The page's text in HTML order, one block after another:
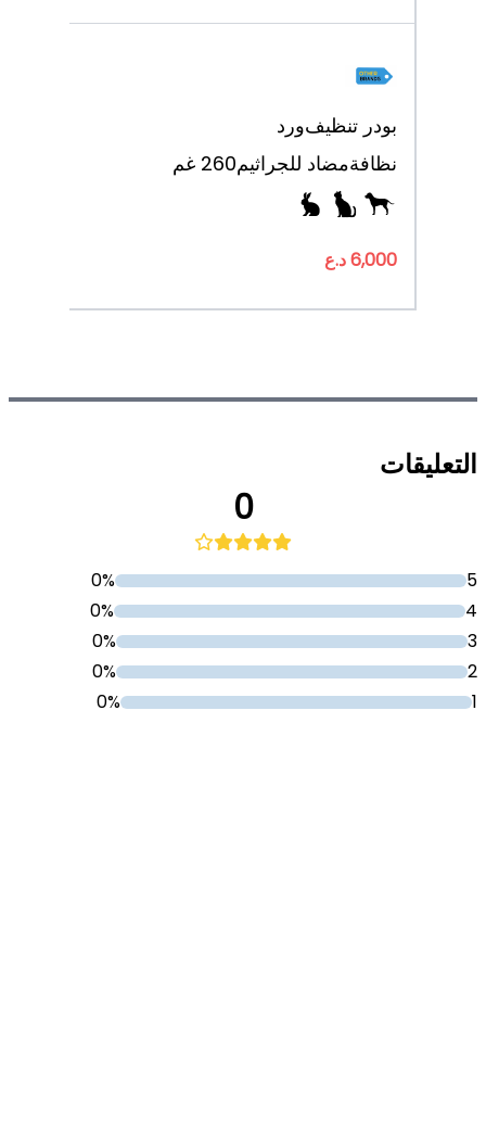
بودر تنظيفورد
نظافةمضاد للجراثيم260 غم
6,000 د.ع
التعليقات
0
5
0%
4
0%
3
0%
2
0%
1
0%